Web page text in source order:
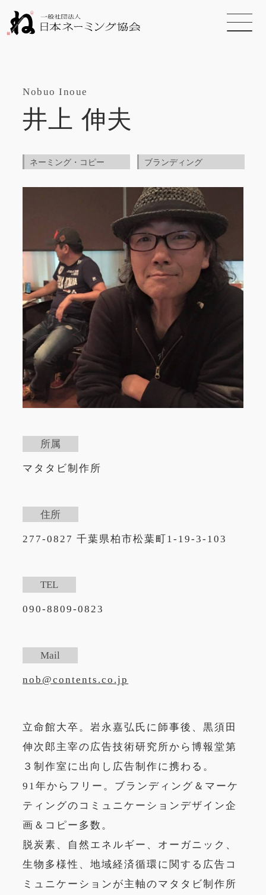
Nobuo Inoue
井上 伸夫
ネーミング・コピー ブランディング
所属
マタタビ制作所
住所
277-0827 千葉県柏市松葉町1-19-3-103
TEL
090-8809-0823
Mail
nob@contents.co.jp
立命館大卒。岩永嘉弘氏に師事後、黒須田
伸次郎主宰の広告技術研究所から博報堂第
３制作室に出向し広告制作に携わる。
91年からフリー。ブランディング＆マーケ
ティングのコミュニケーションデザイン企
画＆コピー多数。
脱炭素、自然エネルギー、オーガニック、
生物多様性、地域経済循環に関する広告コ
ミュニケーションが主軸のマタタビ制作所